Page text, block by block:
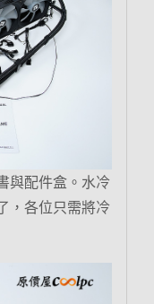
與配件盒。水冷
，各位只需將冷